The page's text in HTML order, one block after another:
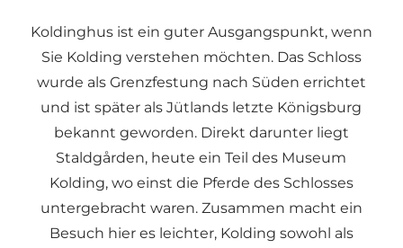
Koldinghus ist ein guter Ausgangspunkt, wenn
Sie Kolding verstehen möchten. Das Schloss
wurde als Grenzfestung nach Süden errichtet
und ist später als Jütlands letzte Königsburg
bekannt geworden. Direkt darunter liegt
Staldgården, heute ein Teil des Museum
Kolding, wo einst die Pferde des Schlosses
untergebracht waren. Zusammen macht ein
Besuch hier es leichter, Kolding sowohl als